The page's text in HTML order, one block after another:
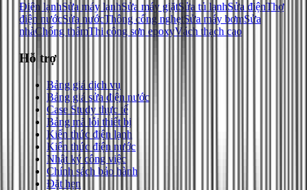
Điện lạnhSửa máy lạnhSửa máy giặtSửa tủ lạnhSửa điệnThợ
điện nướcSửa nướcThông cống nghẹtSửa máy bơmSửa
nhàChống thấmThi công sơn epoxyVách thạch cao
Hỗ trợ
Bảng giá dịch vụ
Bảng giá sửa điện nước
Case Study thực tế
Bảng mã lỗi thiết bị
Kiến thức điện lạnh
Kiến thức điện nước
Nhật ký công việc
Chính sách bảo hành
Đặt hẹn